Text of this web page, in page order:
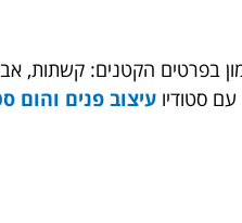
בפרטים הקטנים: קשתות,
סטודיו עיצוב פנים והום